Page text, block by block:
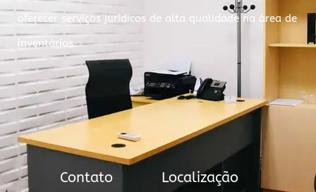
oferecer serviços jurídicos de alta qualidade na área de
inventários.
Contato Localização